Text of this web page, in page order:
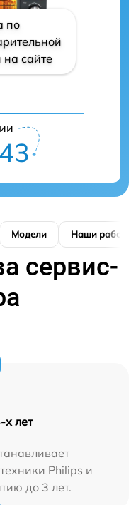
по
на сайте
Модели Наши работы
сервис-
х лет
Philips и
до 3 лет.